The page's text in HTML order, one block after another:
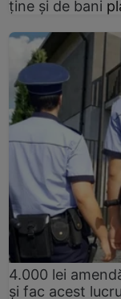
ține și de bani
4.000 lei
și fac acest